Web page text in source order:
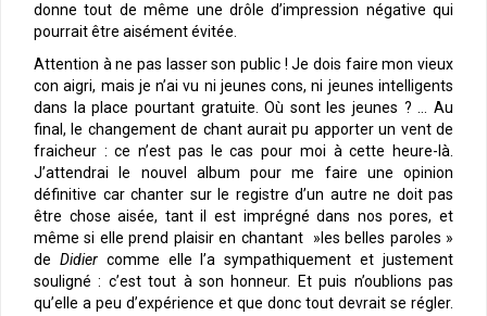
donne tout de même une drôle d’impression négative qui
pourrait être aisément évitée.
Attention à ne pas lasser son public ! Je dois faire mon vieux
con aigri, mais je n’ai vu ni jeunes cons, ni jeunes intelligents
dans la place pourtant gratuite. Où sont les jeunes ? … Au
final, le changement de chant aurait pu apporter un vent de
fraicheur : ce n’est pas le cas pour moi à cette heure-là.
J’attendrai le nouvel album pour me faire une opinion
définitive car chanter sur le registre d’un autre ne doit pas
être chose aisée, tant il est imprégné dans nos pores, et
même si elle prend plaisir en chantant »les belles paroles »
de Didier comme elle l’a sympathiquement et justement
souligné : c’est tout à son honneur. Et puis n’oublions pas
qu’elle a peu d’expérience et que donc tout devrait se régler.